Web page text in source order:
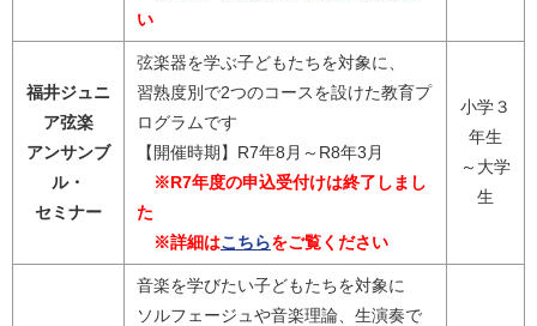
い
福井ジュニ
ア弦楽
アンサンブ
ル・
セミナー
弦楽器を学ぶ子どもたちを対象に、
習熟度別で2つのコースを設けた教育プ
ログラムです
【開催時期】R7年8月～R8年3月
※R7年度の申込受付けは終了しまし
た
※詳細はこちらをご覧ください
小学３
年生
～大学
生
音楽を学びたい子どもたちを対象に
ソルフェージュや音楽理論、生演奏で